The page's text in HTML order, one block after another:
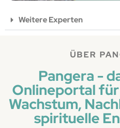
Weitere Experten
ÜBER
Pangera -
Onlineportal
Wachstum,
spirituelle